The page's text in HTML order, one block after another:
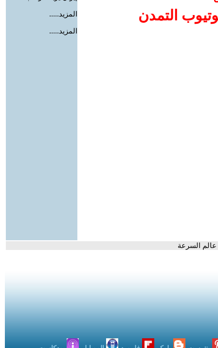
التمدن
المزيد.....
المزيد.....
عالم السرعة